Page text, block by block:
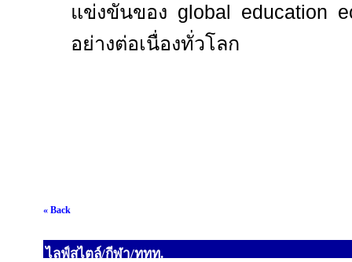
แข่งขันของ global education
อย่างต่อเนื่องทั่วโลก
« Back
ไลฟ์สไตล์/กีฬา/ททท.